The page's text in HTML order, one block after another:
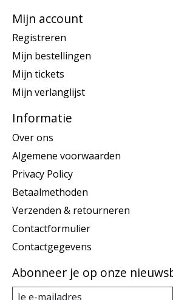
Mijn account
Registreren
Mijn bestellingen
Mijn tickets
Mijn verlanglijst
Informatie
Over ons
Algemene voorwaarden
Privacy Policy
Betaalmethoden
Verzenden & retourneren
Contactformulier
Contactgegevens
Abonneer je op onze